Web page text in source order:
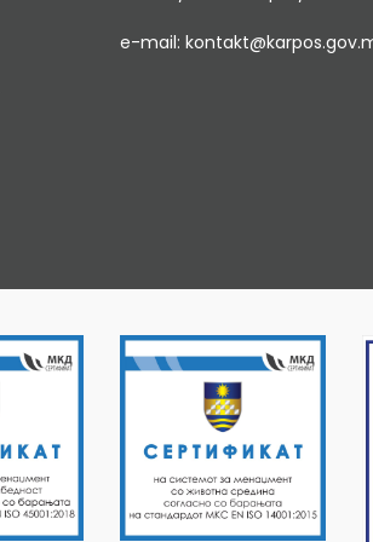
e-mail: